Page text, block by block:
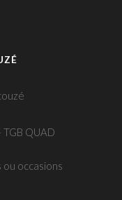
TGB QUAD
occasions